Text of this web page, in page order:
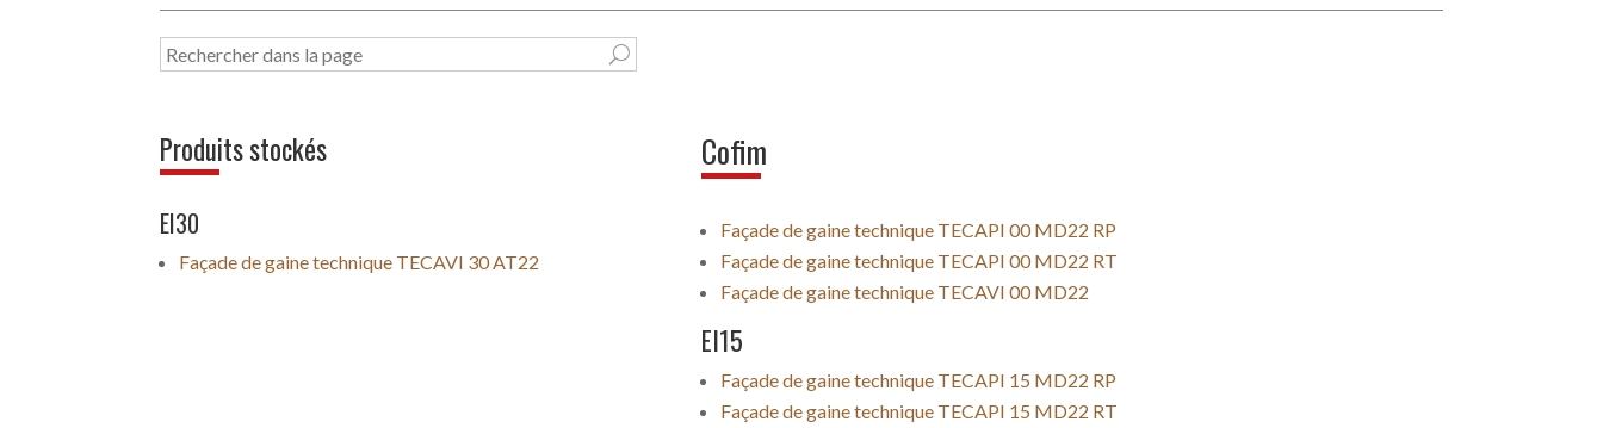
U
Produits stockés
EI30
Façade de gaine technique TECAVI 30 AT22
Cofim
Façade de gaine technique TECAPI 00 MD22 RP
Façade de gaine technique TECAPI 00 MD22 RT
Façade de gaine technique TECAVI 00 MD22
EI15
Façade de gaine technique TECAPI 15 MD22 RP
Façade de gaine technique TECAPI 15 MD22 RT